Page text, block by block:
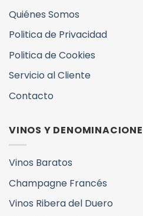
Quiénes Somos
Politica de Privacidad
Politica de Cookies
Servicio al Cliente
Contacto
VINOS Y
Vinos Baratos
Champagne Francés
Vinos Ribera del Duero